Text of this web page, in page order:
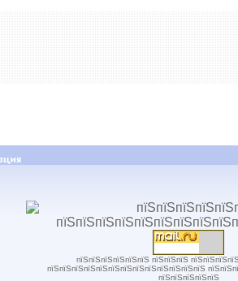
пїЅпїЅпїЅпїЅпїЅпїЅ пїЅпїЅпїЅ
пїЅпїЅпїЅпїЅпїЅпїЅпїЅпїЅпїЅпїЅпїЅпїЅпїЅ
пїЅпїЅпїЅпїЅпїЅ